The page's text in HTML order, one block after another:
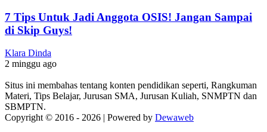
7 Tips Untuk Jadi Anggota OSIS! Jangan Sampai
di Skip Guys!
Klara Dinda
2 minggu ago
Situs ini membahas tentang konten pendidikan seperti, Rangkuman
Materi, Tips Belajar, Jurusan SMA, Jurusan Kuliah, SNMPTN dan
SBMPTN.
Copyright © 2016 - 2026 | Powered by Dewaweb